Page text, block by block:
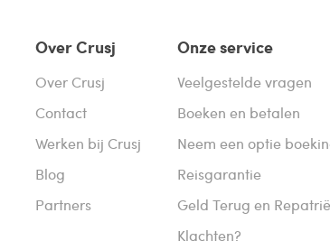
Over Crusj
Over Crusj
Contact
Werken bij Crusj
Blog
Partners
Onze service
Veelgestelde vragen
Boeken en betalen
Neem een optie
Reisgarantie
Geld Terug en
Klachten?